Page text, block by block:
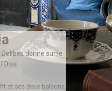
donne sur le
et ses deux balcons,